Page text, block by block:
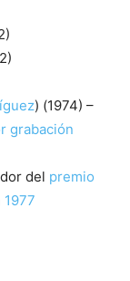
) (1974) –
grabación
del premio
1977